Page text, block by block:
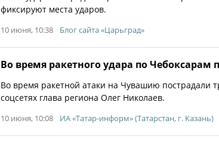
фиксируют места ударов.
10 июня, 10:38 Блог сайта «Царьград»
Во время ракетного удара по Чебоксарам
Во время ракетной атаки на Чувашию пострадали
соцсетях глава региона Олег Николаев.
10 июня, 10:08 ИА «Татар-информ» (Татарстан, г. Казань)